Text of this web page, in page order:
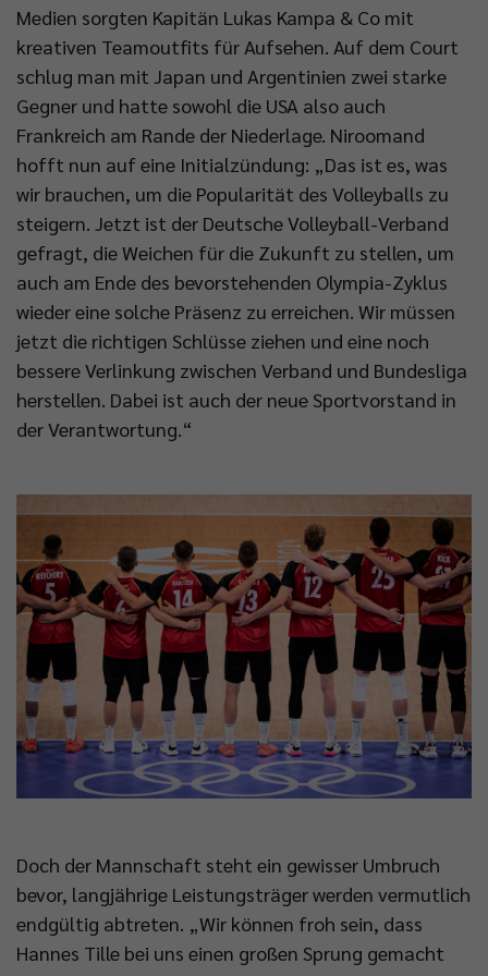
Medien sorgten Kapitän Lukas Kampa & Co mit
kreativen Teamoutfits für Aufsehen. Auf dem Court
schlug man mit Japan und Argentinien zwei starke
Gegner und hatte sowohl die USA also auch
Frankreich am Rande der Niederlage. Niroomand
hofft nun auf eine Initialzündung: „Das ist es, was
wir brauchen, um die Popularität des Volleyballs zu
steigern. Jetzt ist der Deutsche Volleyball-Verband
gefragt, die Weichen für die Zukunft zu stellen, um
auch am Ende des bevorstehenden Olympia-Zyklus
wieder eine solche Präsenz zu erreichen. Wir müssen
jetzt die richtigen Schlüsse ziehen und eine noch
bessere Verlinkung zwischen Verband und Bundesliga
herstellen. Dabei ist auch der neue Sportvorstand in
der Verantwortung.“
Doch der Mannschaft steht ein gewisser Umbruch
bevor, langjährige Leistungsträger werden vermutlich
endgültig abtreten. „Wir können froh sein, dass
Hannes Tille bei uns einen großen Sprung gemacht